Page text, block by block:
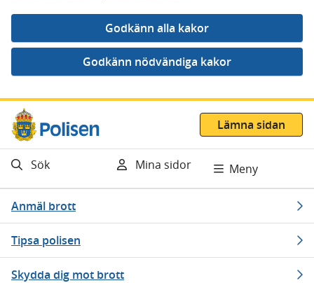
Gå direkt till innehåll
Lämna sidan
Sök Mina sidor Meny
Anmäl brott
Tipsa polisen
Skydda dig mot brott